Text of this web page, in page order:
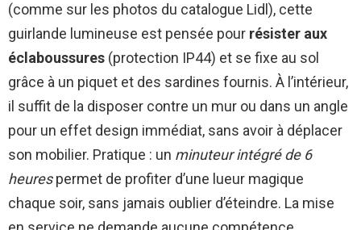
(comme sur les photos du catalogue Lidl), cette
guirlande lumineuse est pensée pour résister aux
éclaboussures (protection IP44) et se fixe au sol
grâce à un piquet et des sardines fournis. À l’intérieur,
il suffit de la disposer contre un mur ou dans un angle
pour un effet design immédiat, sans avoir à déplacer
son mobilier. Pratique : un minuteur intégré de 6
heurespermet de profiter d’une lueur magique
chaque soir, sans jamais oublier d’éteindre. La mise